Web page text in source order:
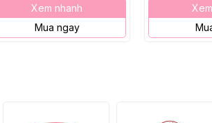
Xem nhanh
Mua ngay